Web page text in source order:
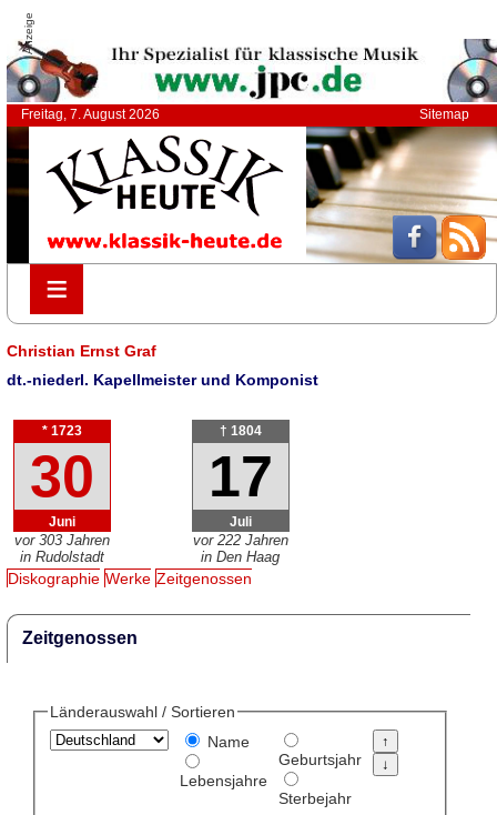
Anzeige
Freitag, 7. August 2026 Sitemap
≡
≡
Christian Ernst Graf
dt.-niederl. Kapellmeister und Komponist
* 1723
30
Juni
vor 303 Jahren
in Rudolstadt
† 1804
17
Juli
vor 222 Jahren
in Den Haag
Diskographie Werke Zeitgenossen
Zeitgenossen
Länderauswahl / Sortieren
Name
Lebensjahre
Geburtsjahr
Sterbejahr